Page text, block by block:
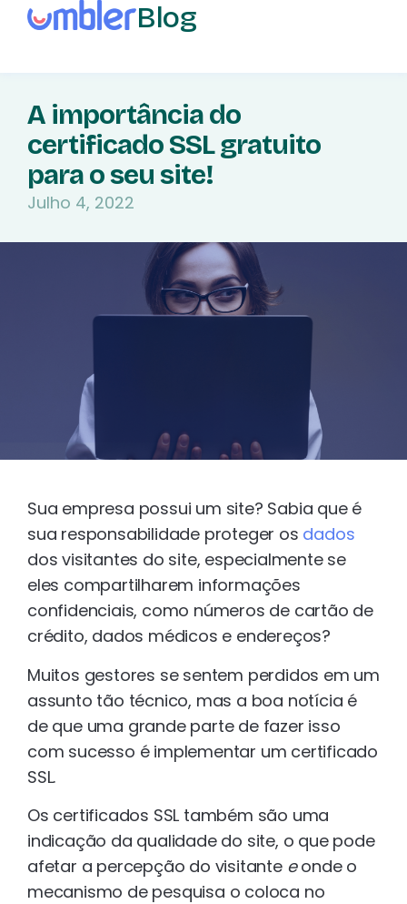
Blog
A importância do
certificado SSL gratuito
para o seu site!
Julho 4, 2022
Sua empresa possui um site? Sabia que é
sua responsabilidade proteger os dados
dos visitantes do site, especialmente se
eles compartilharem informações
confidenciais, como números de cartão de
crédito, dados médicos e endereços?
Muitos gestores se sentem perdidos em um
assunto tão técnico, mas a boa notícia é
de que uma grande parte de fazer isso
com sucesso é implementar um certificado
SSL.
Os certificados SSL também são uma
indicação da qualidade do site, o que pode
afetar a percepção do visitante eonde o
mecanismo de pesquisa o coloca no